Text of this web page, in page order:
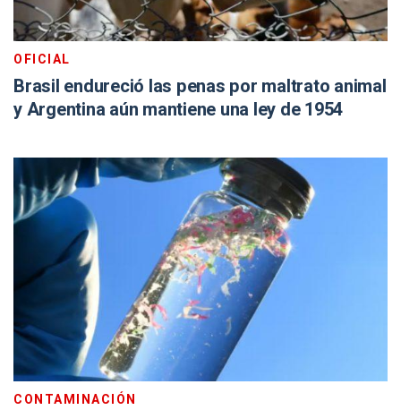
OFICIAL
Brasil endureció las penas por maltrato animal
y Argentina aún mantiene una ley de 1954
CONTAMINACIÓN